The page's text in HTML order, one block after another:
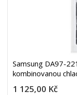
Samsung DA97-
kombinovanou
1 125,00 Kč